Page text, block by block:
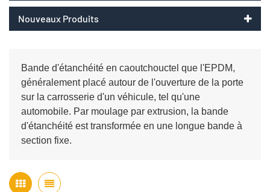
Nouveaux Produits
Bande d'étanchéité en caoutchouctel que l'EPDM,
généralement placé autour de l'ouverture de la porte
sur la carrosserie d'un véhicule, tel qu'une
automobile. Par moulage par extrusion, la bande
d'étanchéité est transformée en une longue bande à
section fixe.